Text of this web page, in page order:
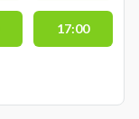
17:00